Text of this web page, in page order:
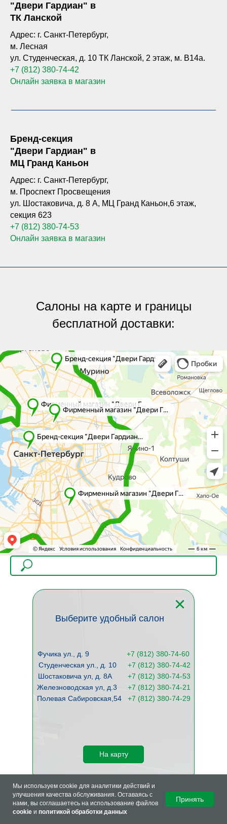
"Двери Гардиан" в
ТК Ланской
Адрес: г. Санкт-Петербург,
м. Лесная
ул. Студенческая, д. 10 ТК Ланской, 2 этаж, м. B14а.
+7 (812) 380-74-42
Онлайн заявка в магазин
Бренд-секция
"Двери Гардиан" в
МЦ Гранд Каньон
Адрес: г. Санкт-Петербург,
м. Проспект Просвещения
ул. Шостаковича, д. 8 А, МЦ Гранд Каньон,6 этаж,
секция 623
+7 (812) 380-74-53
Онлайн заявка в магазин
Салоны на карте и границы
бесплатной доставки:
Яндекс.Карты
Яндекс.Карты
Выберите удобный салон
Железноводская ул, д.3
Полевая Сабировская,54
Студенческая ул., д. 10
Шостаковича ул, д. 8А
Фучика ул., д. 9
+7 (812) 380-74-21
+7 (812) 380-74-29
+7 (812) 380-74-42
+7 (812) 380-74-53
+7 (812) 380-74-60
На карту
Мы используем cookie для аналитики действий и
улучшения качества обслуживания. Оставаясь с
нами, вы соглашаетесь на использование файлов
cookie и политикой обработки данных
Принять